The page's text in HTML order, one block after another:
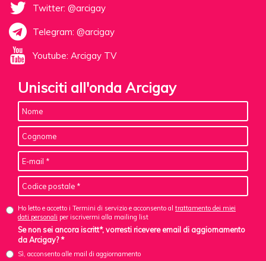
Twitter: @arcigay
Telegram: @arcigay
Youtube: Arcigay TV
Unisciti all'onda Arcigay
Ho letto e accetto i Termini di servizio e acconsento al trattamento dei miei
dati personali per iscrivermi alla mailing list
Se non sei ancora iscritt*, vorresti ricevere email di aggiornamento
da Arcigay? *
Sì, acconsento alle mail di aggiornamento